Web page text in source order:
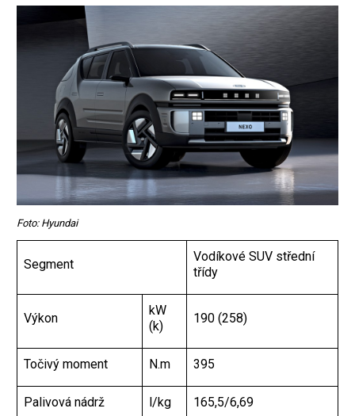
Foto: Hyundai
Segment
Vodíkové SUV střední
třídy
Výkon
kW
(k)
190 (258)
Točivý moment N.m 395
Palivová nádrž l/kg 165,5/6,69